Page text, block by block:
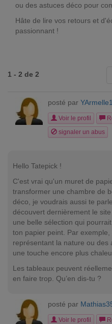
ou des astuces déco pour
Hâte de lire vos retours et
passionnant !
1 - 2 de 2
posté par
Voir le profil
signaler un abus
Hello Tatepick !
C'est vrai qu'un muret de
transformer une chambre de
déco, je voudrais aussi te
découvert dernièrement le site
une belle sélection qui
ton papier peint. Par
représentant la nature ou
une touche encore plus
Les tableaux peuvent
en faire trop. Qu’en dis-tu ?
posté par
Voir le profil